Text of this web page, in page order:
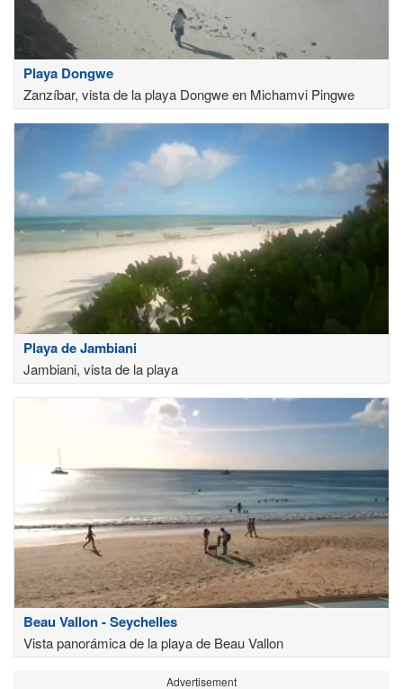
Playa Dongwe
Zanzíbar, vista de la playa Dongwe en Michamvi Pingwe
Playa de Jambiani
Jambiani, vista de la playa
Beau Vallon - Seychelles
Vista panorámica de la playa de Beau Vallon
Advertisement